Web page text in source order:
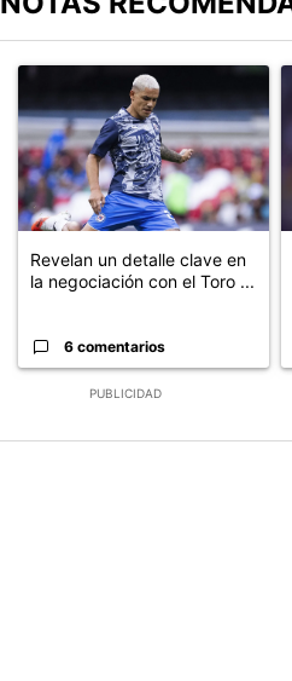
PUBLICIDAD
Un artículo de tendencia con el
Revelan un detalle clave en
la negociación con el Toro ...
6 comentarios